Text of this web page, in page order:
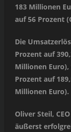
183 Millionen
auf 56 Prozent
Die
Prozent auf
Millionen Euro),
Prozent auf
Millionen Euro).
Oliver Steil,
äußerst